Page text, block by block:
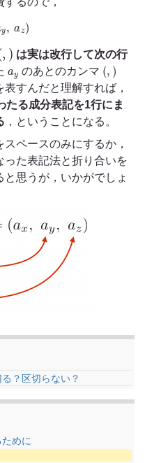
z)
(,
は実は改行して次の行
a y のあとのカンマ (, )
すんだと理解すれば，
たる成分表記を1行にま
，ということになる。
ペースのみにするか，
った表記法と折り合いを
思うが，いかがでしょ
？区切らない？
めに